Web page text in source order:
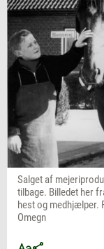
Salget af
tilbage. Billedet her
hest og medhjælper.
Omegn